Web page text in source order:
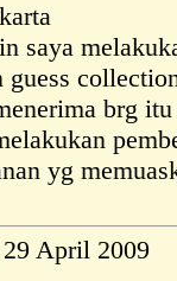
saya
guess
brg
yg
April 2009